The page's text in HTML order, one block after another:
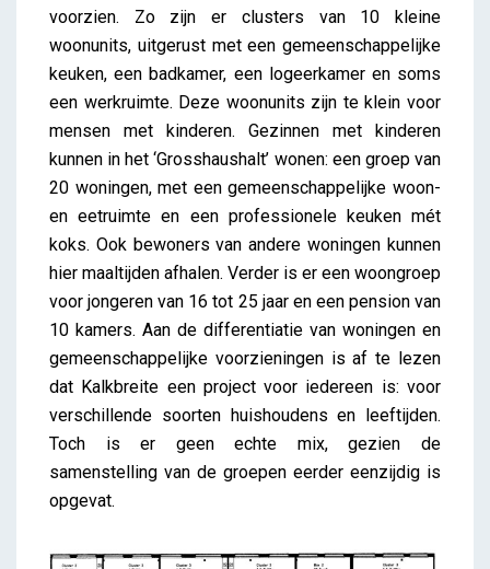
voorzien. Zo zijn er clusters van 10 kleine
woonunits, uitgerust met een gemeenschappelijke
keuken, een badkamer, een logeerkamer en soms
een werkruimte. Deze woonunits zijn te klein voor
mensen met kinderen. Gezinnen met kinderen
kunnen in het ‘Grosshaushalt’ wonen: een groep van
20 woningen, met een gemeenschappelijke woon-
en eetruimte en een professionele keuken mét
koks. Ook bewoners van andere woningen kunnen
hier maaltijden afhalen. Verder is er een woongroep
voor jongeren van 16 tot 25 jaar en een pension van
10 kamers. Aan de differentiatie van woningen en
gemeenschappelijke voorzieningen is af te lezen
dat Kalkbreite een project voor iedereen is: voor
verschillende soorten huishoudens en leeftijden.
Toch is er geen echte mix, gezien de
samenstelling van de groepen eerder eenzijdig is
opgevat.